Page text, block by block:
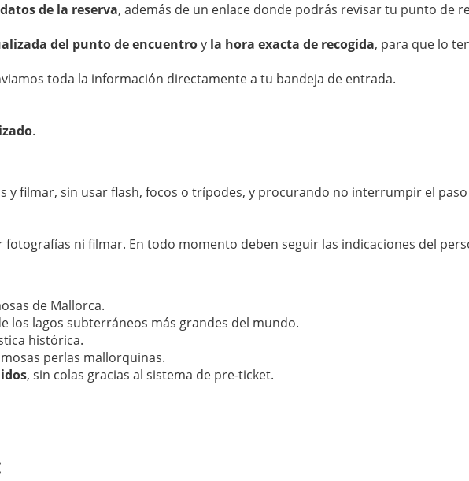
de la reserva, además de un enlace donde podrás revisar tu punto de
del punto de encuentroy la hora exacta de recogida, para que lo
toda la información directamente a tu bandeja de entrada.
.
filmar, sin usar flash, focos o trípodes, y procurando no interrumpir el paso
ni filmar. En todo momento deben seguir las indicaciones del
de Mallorca.
los lagos subterráneos más grandes del mundo.
histórica.
perlas mallorquinas.
, sin colas gracias al sistema de pre-ticket.